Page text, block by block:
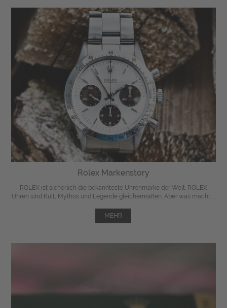
Rolex Markenstory
ROLEX ist sicherlich die bekannteste Uhrenmarke der Welt. ROLEX
Uhren sind Kult, Mythos und Legende gleichermaßen. Aber was macht ...
MEHR